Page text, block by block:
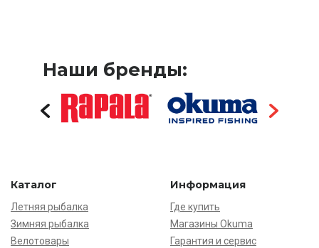
Наши бренды:
Каталог
Летняя рыбалка
Зимняя рыбалка
Велотовары
Информация
Где купить
Магазины Okuma
Гарантия и сервис